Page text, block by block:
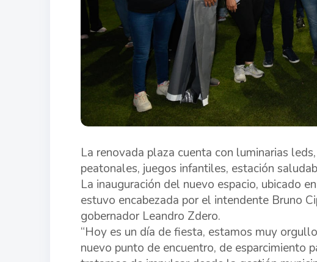
La renovada plaza cuenta con luminarias
peatonales, juegos infantiles, estación
La inauguración del nuevo espacio, ubicado
estuvo encabezada por el intendente Bruno
gobernador Leandro Zdero.
“Hoy es un día de fiesta, estamos muy
nuevo punto de encuentro, de esparcimiento